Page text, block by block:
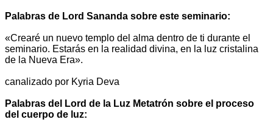
Palabras de Lord Sananda sobre este seminario:
«Crearé un nuevo templo del alma dentro de ti durante el
seminario. Estarás en la realidad divina, en la luz cristalina
de la Nueva Era».
canalizado por Kyria Deva
Palabras del Lord de la Luz Metatrón sobre el proceso
del cuerpo de luz: